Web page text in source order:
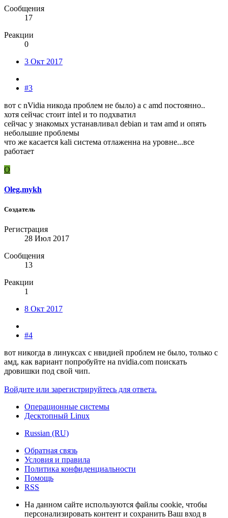
Сообщения
17
Реакции
0
3 Окт 2017
#3
вот с nVidia никода проблем не было) а с amd постоянно..
хотя сейчас стоит intel и то подхватил
сейчас у знакомых устанавливал debian и там amd и опять
небольшие проблемы
что же касается kali система отлаженна на уровне...все
работает
O
Oleg.mykh
Создатель
Регистрация
28 Июл 2017
Сообщения
13
Реакции
1
8 Окт 2017
#4
вот никогда в линуксах с нвидией проблем не было, только с
амд, как вариант попробуйте на nvidia.com поискать
дровишки под свой чип.
Войдите или зарегистрируйтесь для ответа.
Операционные системы
Десктопный Linux
Russian (RU)
Обратная связь
Условия и правила
Политика конфиденциальности
Помощь
RSS
На данном сайте используются файлы cookie, чтобы
персонализировать контент и сохранить Ваш вход в